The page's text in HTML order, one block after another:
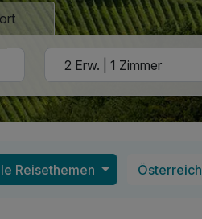
Reisethemen Österreich